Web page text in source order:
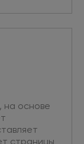
на основе
страницы